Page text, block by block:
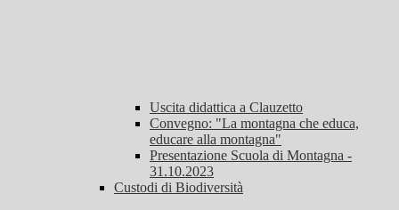
Uscita didattica a Clauzetto
Convegno: "La montagna che educa,
educare alla montagna"
Presentazione Scuola di Montagna -
31.10.2023
Custodi di Biodiversità